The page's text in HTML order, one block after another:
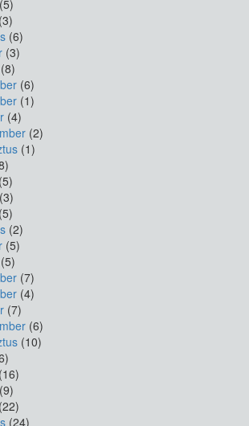
(5)
(3)
(6)
(3)
(8)
(6)
(1)
(4)
(2)
(1)
(5)
(3)
(5)
(2)
(5)
(5)
(7)
(4)
(7)
(6)
(10)
(16)
(9)
(22)
(24)